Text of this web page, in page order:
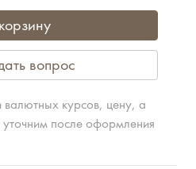
вопрос
валютных курсов, цену, а
после оформления